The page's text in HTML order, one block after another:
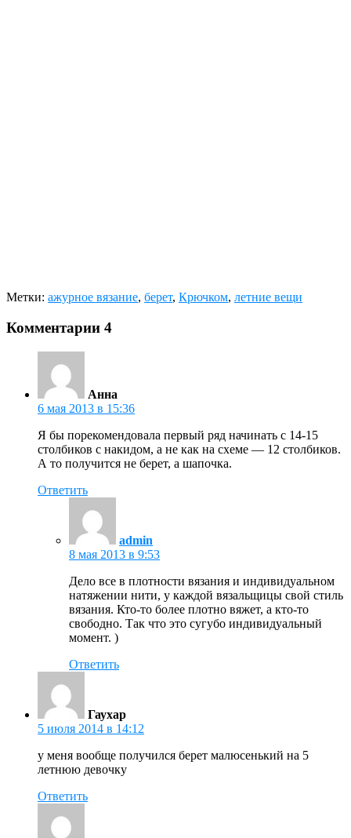
Метки: ажурное вязание, берет, Крючком, летние вещи
Комментарии 4
Aнна
6 мая 2013 в 15:36
Я бы порекомендовала первый ряд начинать с 14-15
столбиков с накидом, а не как на схеме — 12 столбиков.
А то получится не берет, а шапочка.
Ответить
admin
8 мая 2013 в 9:53
Дело все в плотности вязания и индивидуальном
натяжении нити, у каждой вязальщицы свой стиль
вязания. Кто-то более плотно вяжет, а кто-то
свободно. Так что это сугубо индивидуальный
момент. )
Ответить
Гаухар
5 июля 2014 в 14:12
у меня вообще получился берет малюсенький на 5
летнюю девочку
Ответить